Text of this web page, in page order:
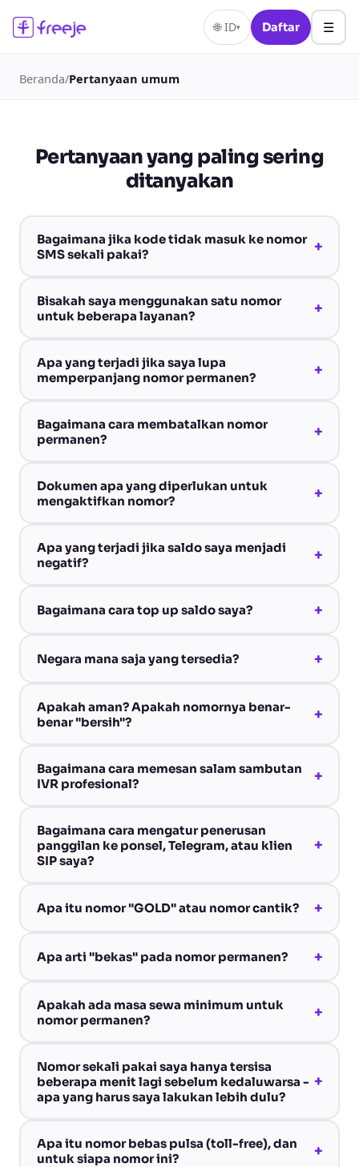
🌐ID▾ Daftar ☰
Beranda/Pertanyaan umum
Pertanyaan yang paling sering
ditanyakan
Bagaimana jika kode tidak masuk ke nomor
SMS sekali pakai?
+
Bisakah saya menggunakan satu nomor
untuk beberapa layanan?
+
Apa yang terjadi jika saya lupa
memperpanjang nomor permanen?
+
Bagaimana cara membatalkan nomor
permanen?
+
Dokumen apa yang diperlukan untuk
mengaktifkan nomor?
+
Apa yang terjadi jika saldo saya menjadi
negatif?
+
Bagaimana cara top up saldo saya? +
Negara mana saja yang tersedia? +
Apakah aman? Apakah nomornya benar-
benar "bersih"?
+
Bagaimana cara memesan salam sambutan
IVR profesional?
+
Bagaimana cara mengatur penerusan
panggilan ke ponsel, Telegram, atau klien
SIP saya?
+
Apa itu nomor "GOLD" atau nomor cantik? +
Apa arti "bekas" pada nomor permanen? +
Apakah ada masa sewa minimum untuk
nomor permanen?
+
Nomor sekali pakai saya hanya tersisa
beberapa menit lagi sebelum kedaluwarsa -
apa yang harus saya lakukan lebih dulu?
+
Apa itu nomor bebas pulsa (toll-free), dan
untuk siapa nomor ini?
+